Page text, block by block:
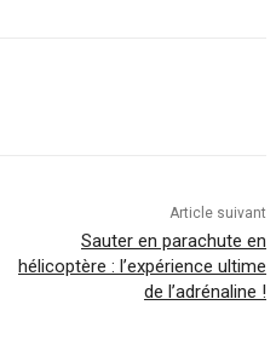
Article suivant
Sauter en parachute en
hélicoptère : l’expérience ultime
de l’adrénaline !